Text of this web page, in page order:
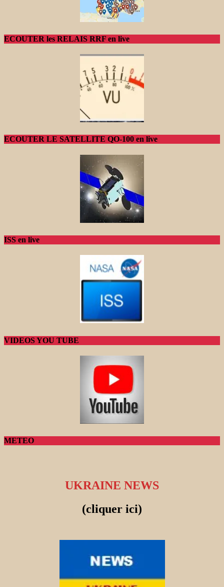
ECOUTER les RELAIS RRF en live
ECOUTER LE SATELLITE QO-100 en live
ISS en live
VIDEOS YOU TUBE
METEO
UKRAINE NEWS
(cliquer ici)